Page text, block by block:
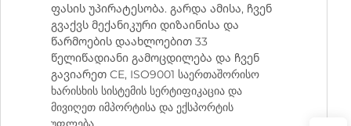
ფასის უპირატესობა. გარდა ამისა, ჩვენ
გვაქვს მექანიკური დიზაინისა და
წარმოების დაახლოებით 33
წელიწადიანი გამოცდილება და ჩვენ
გავიარეთ CE, ISO9001 საერთაშორისო
ხარისხის სისტემის სერტიფიკაცია და
მივიღეთ იმპორტისა და ექსპორტის